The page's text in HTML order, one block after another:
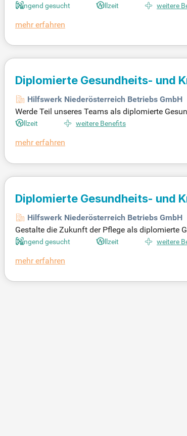
obile Pflege und Betreuung in einem
Dringend gesucht Vollzeit weitere
mehr erfahren
Diplomierte Gesundheits- und
(w/m/d)
Hilfswerk Niederösterreich Betriebs GmbH
Werde Teil unseres Teams als diplomierte
ei Pflegevisiten, führe Kundeneinsätze durch
Vollzeit weitere Benefits
mehr erfahren
Diplomierte Gesundheits- und
Hilfswerk Niederösterreich Betriebs GmbH
Gestalte die Zukunft der Pflege als diplomierte
mobiler Pflege und interdisziplinärer
Dringend gesucht Vollzeit weitere
mehr erfahren